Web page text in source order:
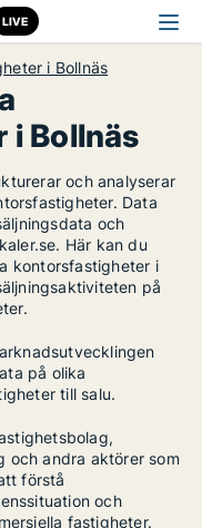
LIVE
i Bollnäs
Bollnäs
och analyserar
Data
och
Här kan du
kontorsfastigheter i
på
på olika
till salu.
och andra aktörer som
förstå
och
fastigheter.